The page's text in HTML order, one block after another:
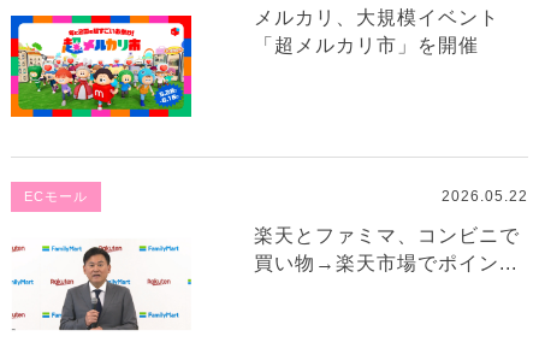
メルカリ、大規模イベント
「超メルカリ市」を開催
ECモール 2026.05.22
楽天とファミマ、コンビニで
買い物→楽天市場でポイン...